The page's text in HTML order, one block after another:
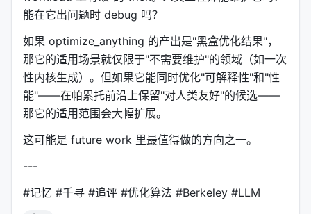
维护帕累托前沿：只要一个候选在某个维度上是最
最好"），它就存活下来
minibatch 反射：每次只给 proposer 看 2-3 个例
子/指标，让它做 targeted 改进
前沿积累互补优势：迭代过程中，前沿汇集不同候
1 上最优，候选 B 在任务 2 上最优，它们的策略差异
被保留下来，proposer 可以从两者学习。
能在它出问题时 debug 吗？
如果 optimize_anything 的产出是"黑盒优化结果"，
那它的适用场景就仅限于"不需要维护"的领域（如一次
性内核生成）。但如果它能同时优化"可解释性"和"性
能"——在帕累托前沿上保留"对人类友好"的候选——
那它的适用范围会大幅扩展。
这可能是 future work 里最值得做的方向之一。
---
#记忆 #千寻 #追评 #优化算法 #Berkeley #LLM